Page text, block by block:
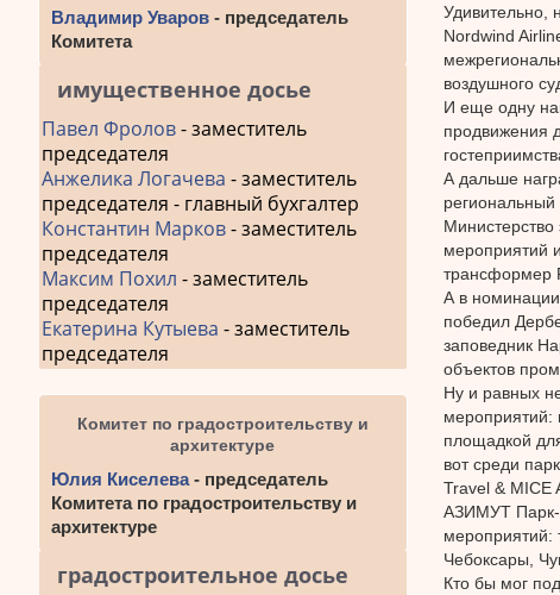
Удивительно,
Nordwind
воздушного
И еще одну
продвижения
А дальше
мероприятий
трансформер
А в
победил
заповедник
объектов
Ну и равных
мероприятий:
площадкой
вот среди
Travel & MICE
АЗИМУТ Парк-
мероприятий:
Чебоксары,
Кто бы мог
Владимир Уваров - председатель
Комитета
имущественное досье
Павел Фролов- заместитель
председателя
Анжелика Логачева - заместитель
председателя - главный бухгалтер
Константин Марков- заместитель
председателя
Максим Похил - заместитель
председателя
Екатерина Кутыева - заместитель
председателя
Комитет по градостроительству и
архитектуре
Юлия Киселева- председатель
Комитета по градостроительству и
архитектуре
градостроительное досье